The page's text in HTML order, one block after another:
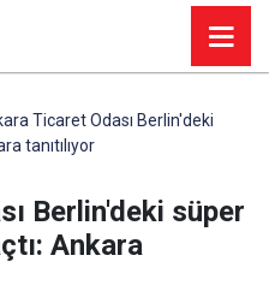
Ticaret Odası Berlin'deki
tanıtılıyor
Berlin'deki süper
Ankara